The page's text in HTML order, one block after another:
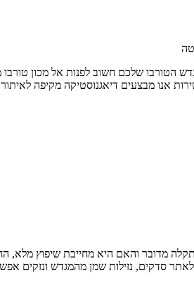
הטורבו שלכם חשוב לפנות אל מכון
אנו מבצעים דיאגנוסטיקה מקיפה
מדובר והאם היא מחייבת שיפוץ
סדקים, נזילות שמן מהמגדש ונזקים